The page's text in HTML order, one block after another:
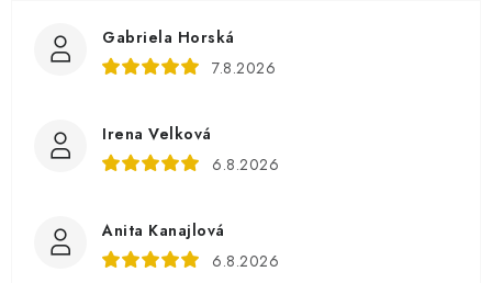
Gabriela Horská
7.8.2026
Irena Velková
6.8.2026
Anita Kanajlová
6.8.2026